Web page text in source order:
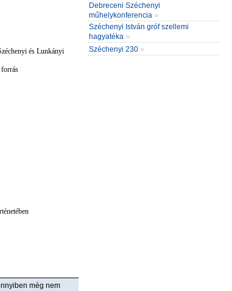
és Lunkányi
forrás
még nem
Debreceni Széchenyi
műhelykonferencia »
Széchenyi István gróf szellemi
hagyatéka »
Széchenyi 230 »